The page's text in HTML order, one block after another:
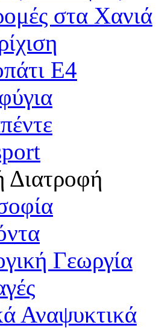
στα Χανιά
Ε4
Διατροφή
Γεωργία
Αναψυκτικά